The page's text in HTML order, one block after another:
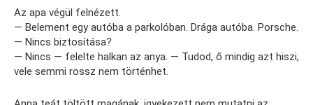
Az apa végül felnézett.
— Belement egy autóba a parkolóban. Drága autóba. Porsche.
— Nincs biztosítása?
— Nincs — felelte halkan az anya. — Tudod, ő mindig azt hiszi,
vele semmi rossz nem történhet.